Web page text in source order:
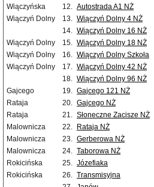
Wiączyńska
12. Autostrada A1 NŻ
Wiączyń Dolny
13. Wiączyń Dolny 4 NŻ
14. Wiączyń Dolny 16 NŻ
Wiączyń Dolny
15. Wiączyń Dolny 18 NŻ
Wiączyń Dolny
16. Wiączyń Dolny Szkoła
Wiączyń Dolny
17. Wiączyń Dolny 42 NŻ
18. Wiączyń Dolny 96 NŻ
Gajcego
19. Gajcego 121 NŻ
Rataja
20. Gajcego NŻ
Rataja
21. Słoneczne Zacisze NŻ
Malownicza
22. Rataja NŻ
Malownicza
23. Gerberowa NŻ
Malownicza
24. Taborowa NŻ
Rokicińska
25. Józefiaka
Rokicińska
26. Transmisyjna